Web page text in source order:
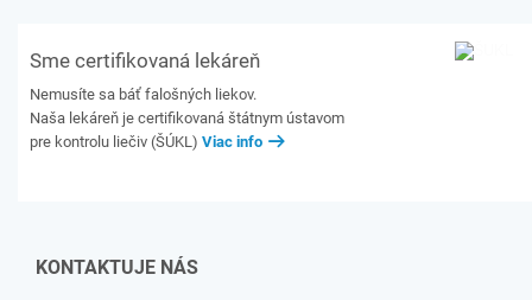
Sme certifikovaná lekáreň
Nemusíte sa báť falošných liekov.
Naša lekáreň je certifikovaná štátnym ústavom
pre kontrolu liečiv (ŠÚKL) Viac info
KONTAKTUJE NÁS